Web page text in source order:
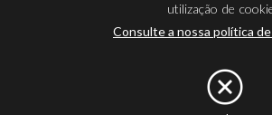
utilização de
Consulte a nossa política